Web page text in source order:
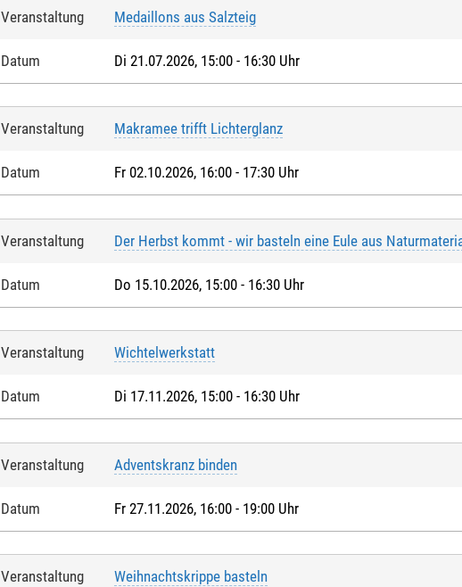
Veranstaltung Medaillons aus Salzteig
Datum Di 21.07.2026, 15:00 - 16:30 Uhr
Veranstaltung Makramee trifft Lichterglanz
Datum Fr 02.10.2026, 16:00 - 17:30 Uhr
Veranstaltung Der Herbst kommt - wir basteln eine Eule aus
Datum Do 15.10.2026, 15:00 - 16:30 Uhr
Veranstaltung Wichtelwerkstatt
Datum Di 17.11.2026, 15:00 - 16:30 Uhr
Veranstaltung Adventskranz binden
Datum Fr 27.11.2026, 16:00 - 19:00 Uhr
Veranstaltung Weihnachtskrippe basteln